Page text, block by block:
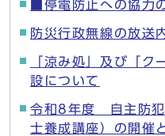
■停電防止への協力
防災行政無線の放送
「涼み処」及び「ク
設について
令和8年度 自主防犯
士養成講座）の開催